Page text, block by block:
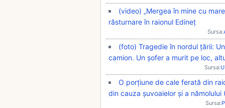
(video) „Mergea în mine cu
răsturnare în raionul Edineț
Sursa:
(foto) Tragedie în nordul țării:
camion. Un șofer a murit pe loc,
Sursa:
O porțiune de cale ferată din
din cauza șuvoaielor și a nămolului
Sursa: